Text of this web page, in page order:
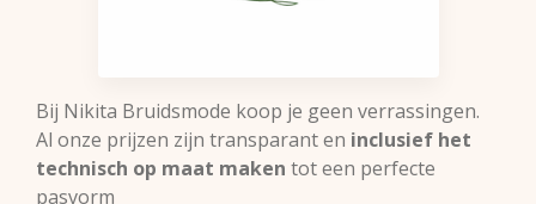
Bij Nikita Bruidsmode koop je geen verrassingen.
Al onze prijzen zijn transparant en inclusief het
technisch op maat maken tot een perfecte
pasvorm